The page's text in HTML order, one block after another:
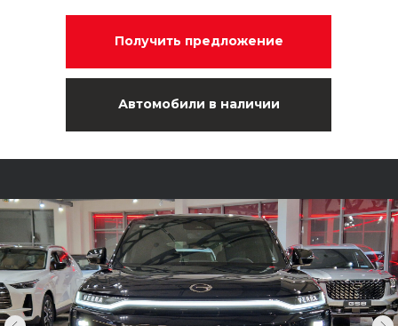
Получить предложение
Автомобили в наличии